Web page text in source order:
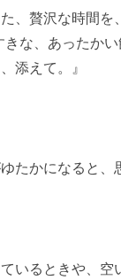
、贅沢な時間を、
きな、あったかい
添えて。』
たかになると、
いるときや、空